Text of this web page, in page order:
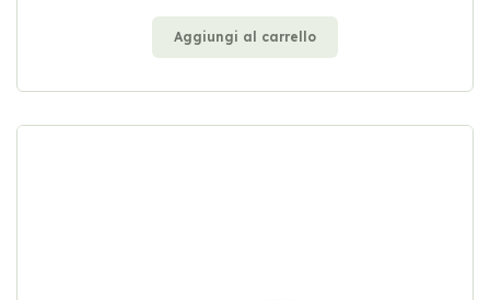
Aggiungi al carrello